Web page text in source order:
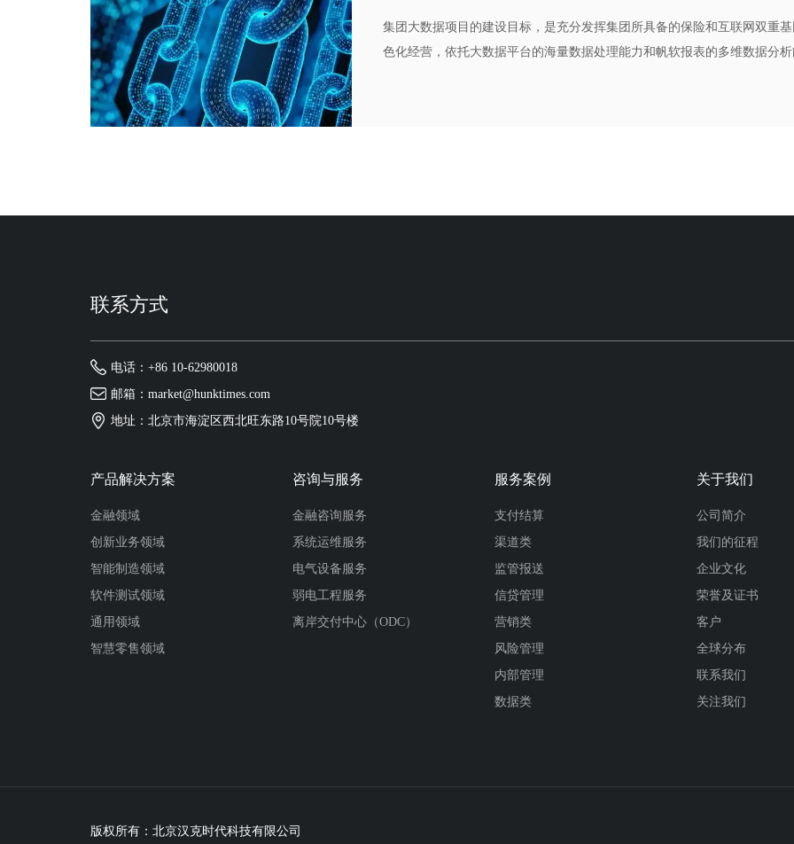
集团大数据项目的建设目标，是充分发挥集团所具备的保险和互联网双重
色化经营，依托大数据平台的海量数据处理能力和帆软报表的多维数据分
联系方式
电话：+86 10-62980018
邮箱：market@hunktimes.com
地址：北京市海淀区西北旺东路10号院10号楼
产品解决方案
金融领域
创新业务领域
智能制造领域
软件测试领域
通用领域
智慧零售领域
咨询与服务
金融咨询服务
系统运维服务
电气设备服务
弱电工程服务
离岸交付中心（ODC）
服务案例
支付结算
渠道类
监管报送
信贷管理
营销类
风险管理
内部管理
数据类
关于我们
公司简介
我们的征程
企业文化
荣誉及证书
客户
全球分布
联系我们
关注我们
版权所有：北京汉克时代科技有限公司